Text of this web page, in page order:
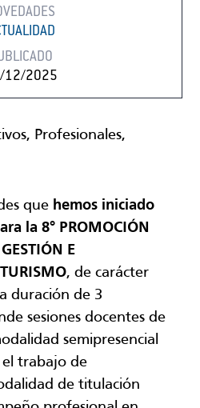
12/2025
Profesionales,
que hemos iniciado
la 8° PROMOCIÓN
E
, de carácter
duración de 3
sesiones docentes de
semipresencial
el trabajo de
de titulación